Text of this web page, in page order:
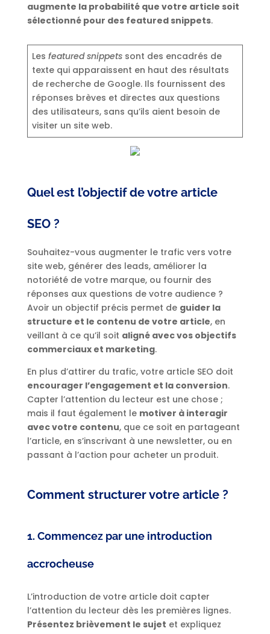
augmente la probabilité que votre article soit
sélectionné pour des featured snippets.
Les featured snippetssont des encadrés de
texte qui apparaissent en haut des résultats
de recherche de Google. Ils fournissent des
réponses brèves et directes aux questions
des utilisateurs, sans qu’ils aient besoin de
visiter un site web.
Quel est l’objectif de votre article
SEO ?
Souhaitez-vous augmenter le trafic vers votre
site web, générer des leads, améliorer la
notoriété de votre marque, ou fournir des
réponses aux questions de votre audience ?
Avoir un objectif précis permet de guider la
structure et le contenu de votre article, en
veillant à ce qu’il soit aligné avec vos objectifs
commerciaux et marketing.
En plus d’attirer du trafic, votre article SEO doit
encourager l’engagement et la conversion.
Capter l’attention du lecteur est une chose ;
mais il faut également le motiver à interagir
avec votre contenu, que ce soit en partageant
l’article, en s’inscrivant à une newsletter, ou en
passant à l’action pour acheter un produit.
Comment structurer votre article ?
1. Commencez par une introduction
accrocheuse
L’introduction de votre article doit capter
l’attention du lecteur dès les premières lignes.
Présentez brièvement le sujet et expliquez